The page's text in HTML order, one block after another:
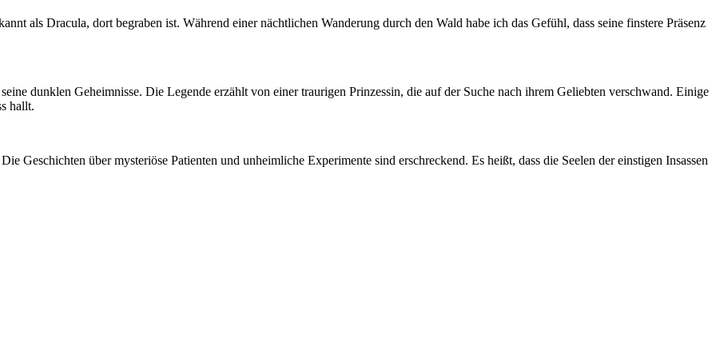
als ‍Dracula, ‌dort begraben ist. Während einer nächtlichen Wanderung durch den Wald habe ich das Gefühl, dass⁢ seine ⁢finstere Präsenz
dunklen Geheimnisse. Die⁢ Legende erzählt⁢ von‍ einer‍ traurigen ⁢Prinzessin,‍ die​ auf der Suche ‍nach ihrem Geliebten verschwand. Einige
hallt.
Geschichten⁣ über mysteriöse Patienten⁢ und unheimliche Experimente sind⁢ erschreckend. Es heißt, dass die ‌Seelen der ⁢einstigen ‌Insassen